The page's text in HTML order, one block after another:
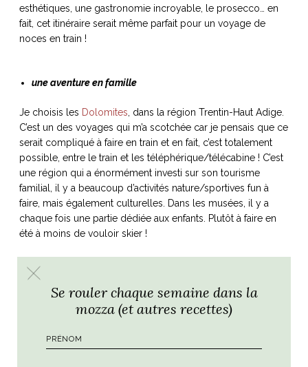
esthétiques, une gastronomie incroyable, le prosecco… en
fait, cet itinéraire serait même parfait pour un voyage de
noces en train !
une aventure en famille
Je choisis les Dolomites, dans la région Trentin-Haut Adige.
C’est un des voyages qui m’a scotchée car je pensais que ce
serait compliqué à faire en train et en fait, c’est totalement
possible, entre le train et les téléphérique/télécabine ! C’est
une région qui a énormément investi sur son tourisme
familial, il y a beaucoup d’activités nature/sportives fun à
faire, mais également culturelles. Dans les musées, il y a
chaque fois une partie dédiée aux enfants. Plutôt à faire en
été à moins de vouloir skier !
Se rouler chaque semaine dans la
mozza (et autres recettes)